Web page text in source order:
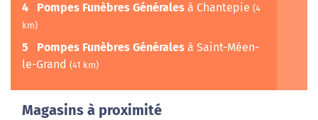
4 Pompes Funèbres Générales à Chantepie (4
km)
5 Pompes Funèbres Générales à Saint-Méen-
le-Grand (41 km)
Magasins à proximité